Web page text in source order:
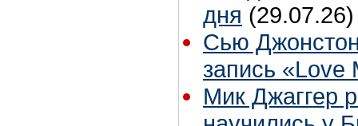
дня (29.07.26)
Сью
запись «Love
Мик Джаггер